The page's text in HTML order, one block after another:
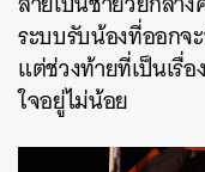
ระบบรับน้องที่ออกจ
แต่ช่วงท้ายที่เป็นเรื่
ใจอยู่ไม่น้อย